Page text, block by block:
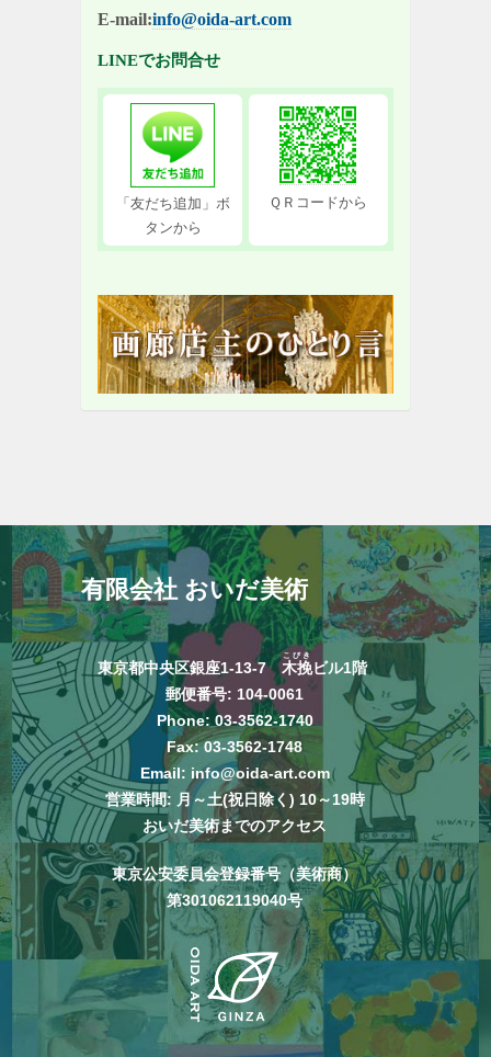
E-mail:info@oida-art.com
LINEでお問合せ
「友だち追加」ボ
タンから
ＱＲコードから
有限会社 おいだ美術
東京都中央区銀座1-13-7木挽
こびき
ビル1階
郵便番号: 104-0061
Phone: 03-3562-1740
Fax: 03-3562-1748
Email: info@oida-art.com
営業時間: 月～土(祝日除く) 10～19時
おいだ美術までのアクセス
東京公安委員会登録番号（美術商）
第301062119040号